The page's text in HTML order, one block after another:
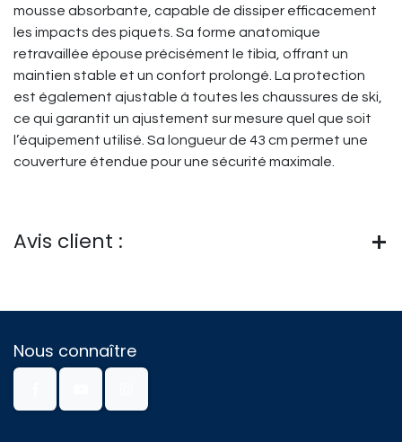
mousse absorbante, capable de dissiper efficacement
les impacts des piquets. Sa forme anatomique
retravaillée épouse précisément le tibia, offrant un
maintien stable et un confort prolongé. La protection
est également ajustable à toutes les chaussures de ski,
ce qui garantit un ajustement sur mesure quel que soit
l’équipement utilisé. Sa longueur de 43 cm permet une
couverture étendue pour une sécurité maximale.
Avis client :
Nous connaître